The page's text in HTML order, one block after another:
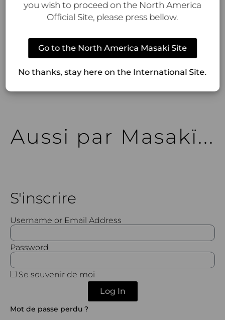
entre éclat des agrumes et douceur florale.
Designer:Masaki Matsushima
10ml / 0.3 oz | 1ml / 0.03 oz
Aussi par Masakï...
S'inscrire
Username or Email Address
Password
Se souvenir de moi
Log In
Mot de passe perdu ?
you wish to proceed on the North America
Official Site, please press bellow.
Go to the North America Masaki Site
No thanks, stay here on the International Site.